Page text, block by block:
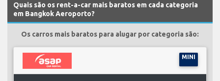
Quais são os rent-a-car mais baratos em cada categoria
em Bangkok Aeroporto?
Os carros mais baratos para alugar por categoria são:
MINI